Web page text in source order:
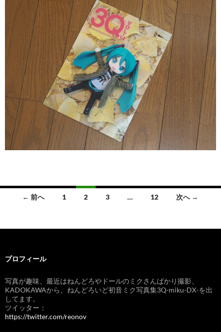
ナ
ゲ
ー
シ
ョ
← 前へ 1 2 3 … 12 次へ →
プロフィール
写真が趣味、最近はねんどろやドールのミクさんばかり撮影、
KADOKAWAから、ねんどろいど初音ミク写真集3Q-miku-DX-を出
してます。
ツイッター：
https://twitter.com/reonov